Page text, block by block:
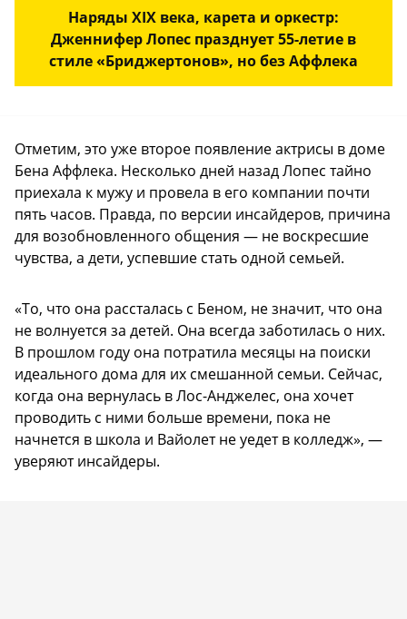
Наряды XIX века, карета и оркестр:
Дженнифер Лопес празднует 55-летие в
стиле «Бриджертонов», но без Аффлека
Отметим, это уже второе появление актрисы в доме
Бена Аффлека. Несколько дней назад Лопес тайно
приехала к мужу и провела в его компании почти
пять часов. Правда, по версии инсайдеров, причина
для возобновленного общения — не воскресшие
чувства, а дети, успевшие стать одной семьей.
«То, что она рассталась с Беном, не значит, что она
не волнуется за детей. Она всегда заботилась о них.
В прошлом году она потратила месяцы на поиски
идеального дома для их смешанной семьи. Сейчас,
когда она вернулась в Лос-Анджелес, она хочет
проводить с ними больше времени, пока не
начнется в школа и Вайолет не уедет в колледж», —
уверяют инсайдеры.